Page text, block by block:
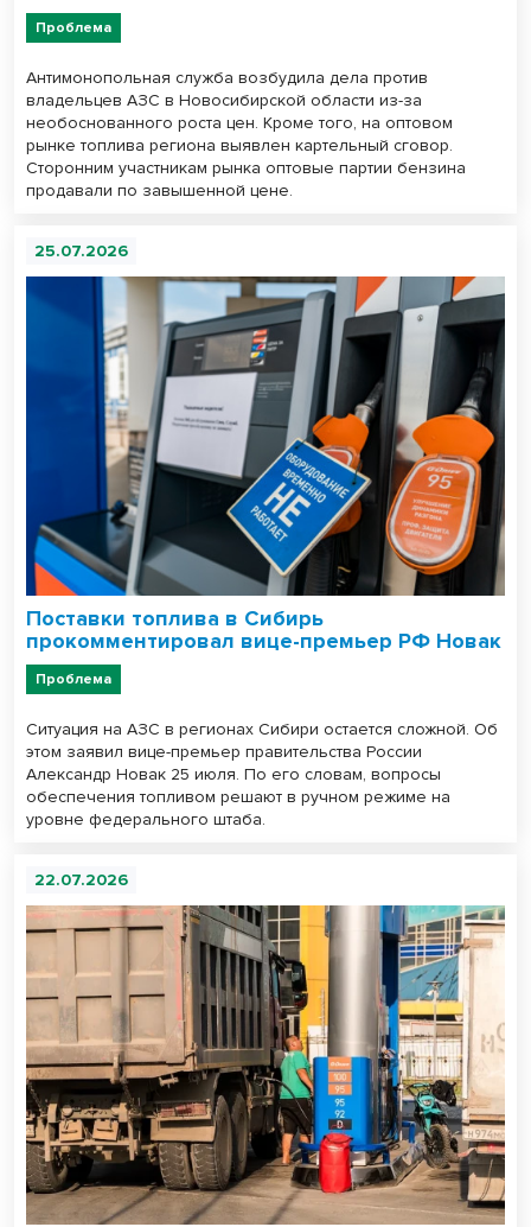
Проблема
Антимонопольная служба возбудила дела против
владельцев АЗС в Новосибирской области из-за
необоснованного роста цен. Кроме того, на оптовом
рынке топлива региона выявлен картельный сговор.
Сторонним участникам рынка оптовые партии бензина
продавали по завышенной цене.
25.07.2026
Поставки топлива в Сибирь
прокомментировал вице-премьер РФ Новак
Проблема
Ситуация на АЗС в регионах Сибири остается сложной. Об
этом заявил вице-премьер правительства России
Александр Новак 25 июля. По его словам, вопросы
обеспечения топливом решают в ручном режиме на
уровне федерального штаба.
22.07.2026